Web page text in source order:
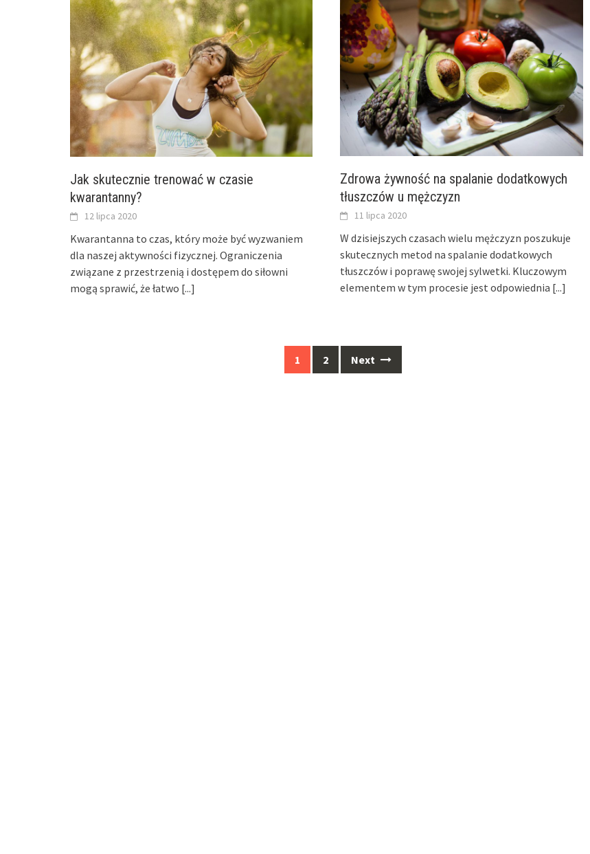
Jak skutecznie trenować w czasie
kwarantanny?
12 lipca 2020
Kwarantanna to czas, który może być wyzwaniem
dla naszej aktywności fizycznej. Ograniczenia
związane z przestrzenią i dostępem do siłowni
mogą sprawić, że łatwo [...]
Zdrowa żywność na spalanie dodatkowych
tłuszczów u mężczyzn
11 lipca 2020
W dzisiejszych czasach wielu mężczyzn poszukuje
skutecznych metod na spalanie dodatkowych
tłuszczów i poprawę swojej sylwetki. Kluczowym
elementem w tym procesie jest odpowiednia [...]
1 2 Next